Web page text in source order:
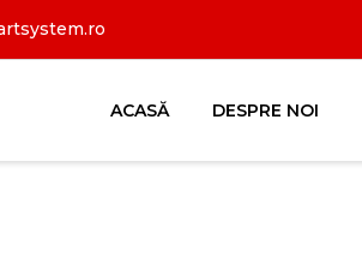
ACASĂ DESPRE NOI